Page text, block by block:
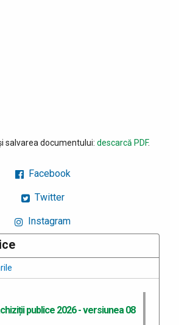
salvarea documentului: descarcă PDF.
Facebook
Twitter
Instagram
publice 2026 - versiunea 08